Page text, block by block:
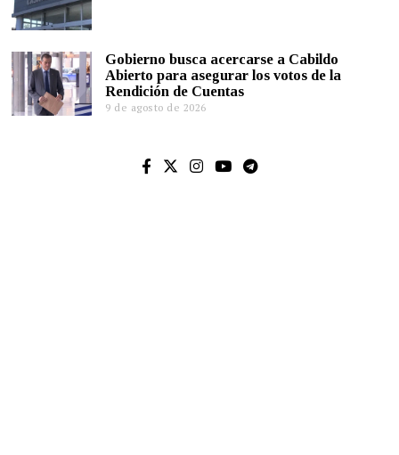
Gobierno busca acercarse a Cabildo
Abierto para asegurar los votos de la
Rendición de Cuentas
9 de agosto de 2026